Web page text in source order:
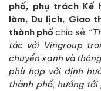
phố, phụ trách Kế
làm, Du lịch, Giao
thành phố chia sẻ:
tác với Vingroup
chuyển xanh và
phù hợp với định
thành phố, hướng